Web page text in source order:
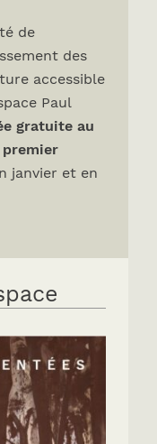
de
des
accessible
Paul
gratuite au
janvier et en